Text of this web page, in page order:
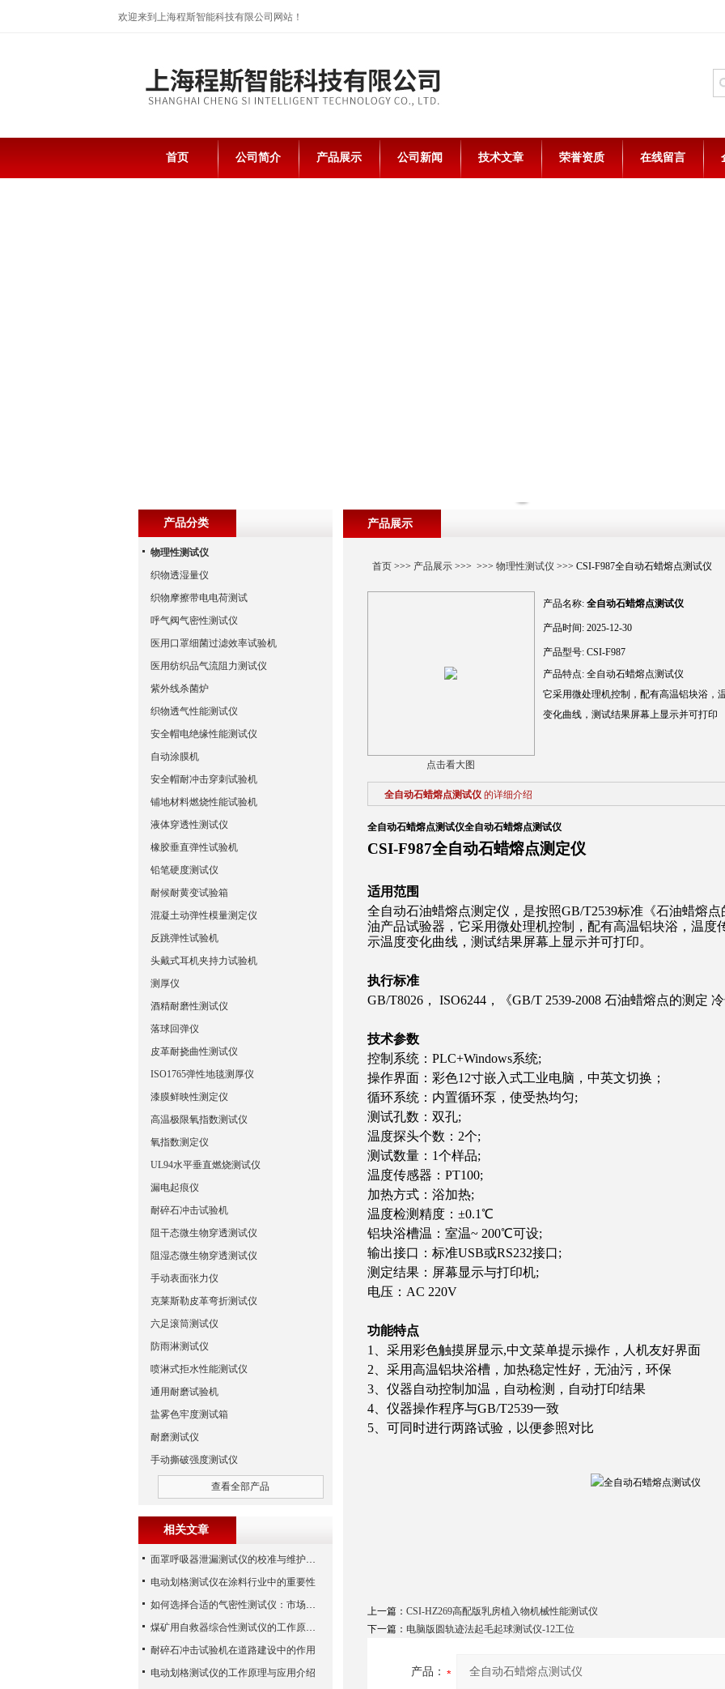
欢迎来到上海程斯智能科技有限公司网站！
首页 公司简介 产品展示 公司新闻 技术文章 荣誉资质 在线留言
产品展示
首页>>> 产品展示>>> >>> 物理性测试仪 >>> CSI-F987全自动石蜡熔点测试仪
点击看大图
产品名称: 全自动石蜡熔点测试仪
产品时间: 2025-12-30
产品型号: CSI-F987
产品特点: 全自动石蜡熔点测试仪
它采用微处理机控制，配有高温铝块浴，
变化曲线，测试结果屏幕上显示并可打印
全自动石蜡熔点测试仪 的详细介绍
全自动石蜡熔点测试仪全自动石蜡熔点测试仪
CSI-F987全自动石蜡熔点测定仪
适用范围
全自动石油蜡熔点测定仪，是按照GB/T2539标准《石油蜡熔
油产品试验器，它采用微处理机控制，配有高温铝块浴，温度
示温度变化曲线，测试结果屏幕上显示并可打印。
执行标准
GB/T8026， ISO6244，
《GB/T 2539-2008 石油蜡熔点的测定
技术参数
控制系统：PLC+Windows系统;
操作界面：彩色12寸嵌入式工业电脑，中英文切换；
循环系统：内置循环泵，使受热均匀;
测试孔数：双孔;
温度探头个数：2个;
测试数量：1个样品;
温度传感器：PT100;
加热方式：浴加热;
温度检测精度：±0.1℃
铝块浴槽温：室温~ 200℃可设;
输出接口：标准USB或RS232接口;
测定结果： 屏幕显示与打印机;
电压 ： AC 220V
功能特点
1、采用彩色触摸屏显示,中文菜单提示操作，人机友好界面
2、采用高温铝块浴槽，加热稳定性好，无油污，环保
3、仪器自动控制加温，自动检测，自动打印结果
4、仪器操作程序与GB/T2539一致
5、可同时进行两路试验，以便参照对比
上一篇： CSI-HZ269高配版乳房植入物机械性能测试仪
下一篇： 电脑版圆轨迹法起毛起球测试仪-12工位
产品：
产品分类
物理性测试仪
织物透湿量仪
织物摩擦带电电荷测试
呼气阀气密性测试仪
医用口罩细菌过滤效率试验机
医用纺织品气流阻力测试仪
紫外线杀菌炉
织物透气性能测试仪
安全帽电绝缘性能测试仪
自动涂膜机
安全帽耐冲击穿刺试验机
铺地材料燃烧性能试验机
液体穿透性测试仪
橡胶垂直弹性试验机
铅笔硬度测试仪
耐候耐黄变试验箱
混凝土动弹性模量测定仪
反跳弹性试验机
头戴式耳机夹持力试验机
测厚仪
酒精耐磨性测试仪
落球回弹仪
皮革耐挠曲性测试仪
ISO1765弹性地毯测厚仪
漆膜鲜映性测定仪
高温极限氧指数测试仪
氧指数测定仪
UL94水平垂直燃烧测试仪
漏电起痕仪
耐碎石冲击试验机
阻干态微生物穿透测试仪
阻湿态微生物穿透测试仪
手动表面张力仪
克莱斯勒皮革弯折测试仪
六足滚筒测试仪
防雨淋测试仪
喷淋式拒水性能测试仪
通用耐磨试验机
盐雾色牢度测试箱
耐磨测试仪
手动撕破强度测试仪
查看全部产品
相关文章
面罩呼吸器泄漏测试仪的校准与维护技巧
电动划格测试仪在涂料行业中的重要性
如何选择合适的气密性测试仪：市场指南
煤矿用自救器综合性测试仪的工作原理与功能解析
耐碎石冲击试验机在道路建设中的作用
电动划格测试仪的工作原理与应用介绍